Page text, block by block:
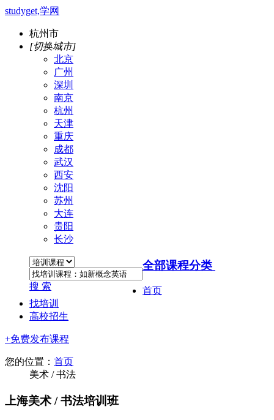
studyget,学网
杭州市
[切换城市]
北京
广州
深圳
南京
杭州
天津
重庆
成都
武汉
西安
沈阳
苏州
大连
贵阳
长沙
搜 索
全部课程分类
首页
找培训
高校招生
+免费发布课程
您的位置： 首页
美术 / 书法
上海美术 / 书法培训班